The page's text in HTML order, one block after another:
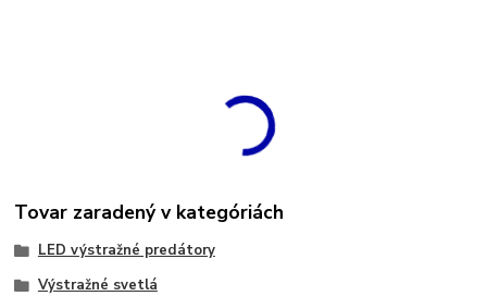
Tovar zaradený v kategóriách
LED výstražné predátory
Výstražné svetlá